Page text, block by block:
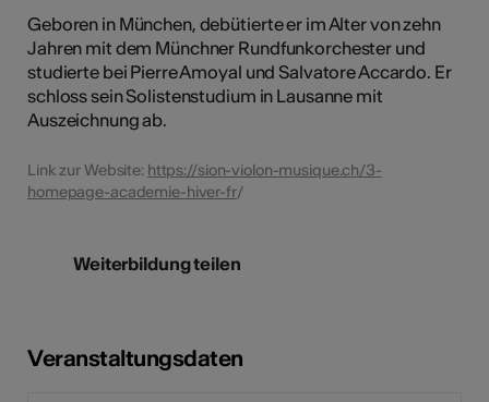
Geboren in München, debütierte er im Alter von zehn
Jahren mit dem Münchner Rundfunkorchester und
studierte bei Pierre Amoyal und Salvatore Accardo. Er
schloss sein Solistenstudium in Lausanne mit
Auszeichnung ab.
Link zur Website: https://sion-violon-musique.ch/3-
homepage-academie-hiver-fr/
Weiterbildung teilen
Veranstaltungsdaten